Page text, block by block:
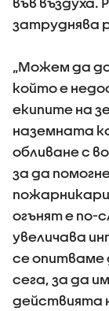
затруднява
„Можем да
който е
екипите на
наземната
обливане с
за да
огънят е по-
увеличава
се опитваме
сега, за да
действията